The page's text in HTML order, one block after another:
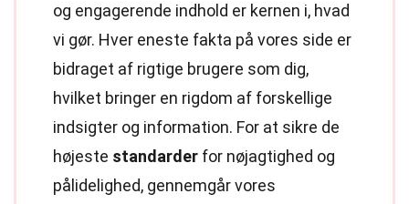
og engagerende indhold er kernen i, hvad
vi gør. Hver eneste fakta på vores side er
bidraget af rigtige brugere som dig,
hvilket bringer en rigdom af forskellige
indsigter og information. For at sikre de
højeste standarder for nøjagtighed og
pålidelighed, gennemgår vores